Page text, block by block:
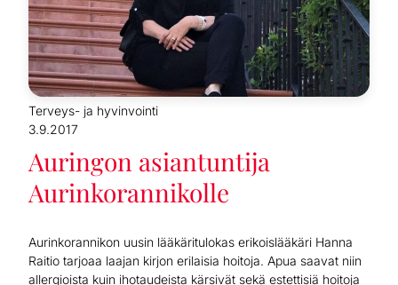
Terveys- ja hyvinvointi
3.9.2017
Auringon asiantuntija
Aurinkorannikolle
Aurinkorannikon uusin lääkäritulokas erikoislääkäri Hanna
Raitio tarjoaa laajan kirjon erilaisia hoitoja. Apua saavat niin
allergioista kuin ihotaudeista kärsivät sekä estettisiä hoitoja